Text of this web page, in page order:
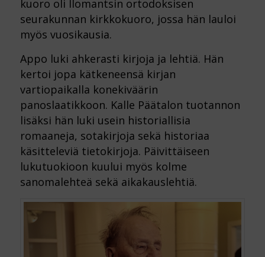
kuoro oli Ilomantsin ortodoksisen
seurakunnan kirkkokuoro, jossa hän lauloi
myös vuosikausia.
Appo luki ahkerasti kirjoja ja lehtiä. Hän
kertoi jopa kätkeneensä kirjan
vartiopaikalla konekiväärin
panoslaatikkoon. Kalle Päätalon tuotannon
lisäksi hän luki usein historiallisia
romaaneja, sotakirjoja sekä historiaa
käsitteleviä tietokirjoja. Päivittäiseen
lukutuokioon kuului myös kolme
sanomalehteä sekä aikakauslehtiä.